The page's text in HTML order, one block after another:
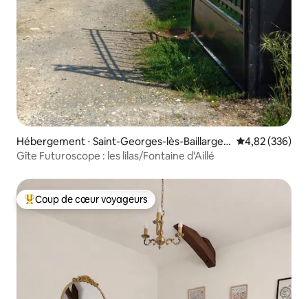
Hébergement ⋅ Saint-Georges-lès-Baillargea
ux
Évaluation
4,82 (336)
Gîte Futuroscope : les lilas/Fontaine d'Aillé
Coups de cœur voyageurs les plus appréciés
Coup de cœur voyageurs